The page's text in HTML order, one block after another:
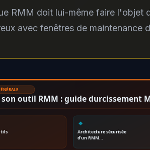
RMM doit lui-même faire l'objet
avec fenêtres de maintenance
outil RMM : guide durcissement
🔹
Architecture sécurisée
d'un RMM…